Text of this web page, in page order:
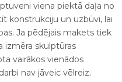
viena piektā daļa no
konstrukciju un uzbūvi, lai
Ja pēdējais makets tiek
izmēra skulptūras
vairākos vienādos
nav jāveic vēlreiz.